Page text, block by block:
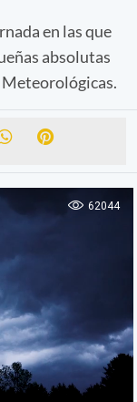
en las que
absolutas